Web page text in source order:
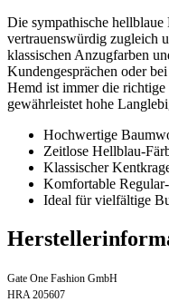
Die sympathische
vertrauenswürdig zugleich
klassischen Anzugfarben
Kundengesprächen oder
Hemd ist immer die
gewährleistet hohe
Hochwertige
Zeitlose Hellblau-
Klassischer
Komfortable
Ideal für vielfältige
Gate One Fashion GmbH
HRA 205607